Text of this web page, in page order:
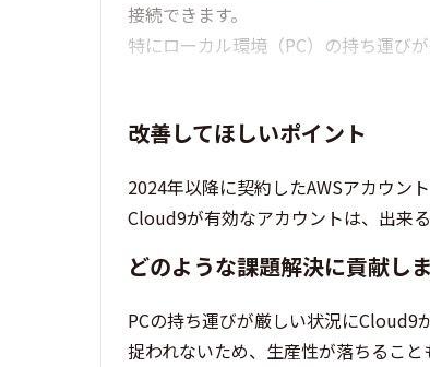
接続できます。
特にローカル環境（PC）の持ち運び
改善してほしいポイント
2024年以降に契約したAWSアカウン
Cloud9が有効なアカウントは、出来
どのような課題解決に貢献し
PCの持ち運びが厳しい状況にCloud9
捉われないため、生産性が落ちること